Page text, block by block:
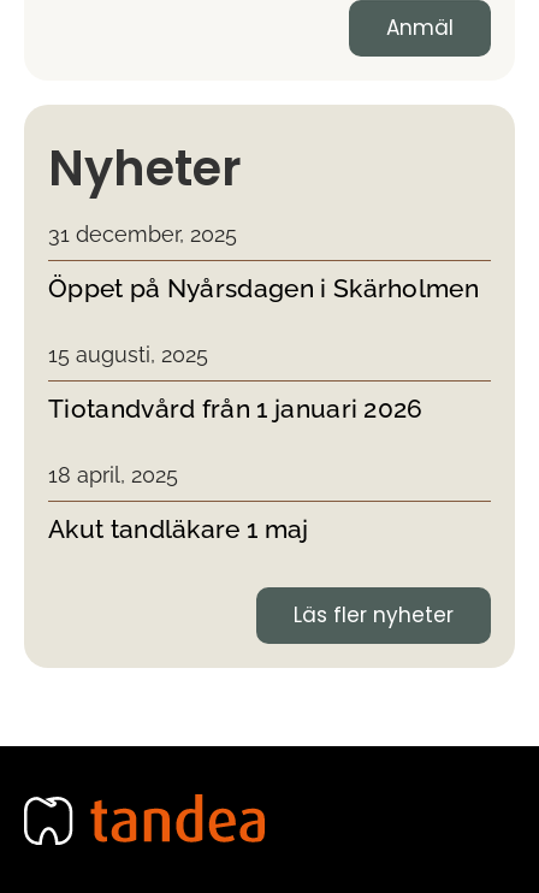
Nyheter
31 december, 2025
Öppet på Nyårsdagen i Skärholmen
15 augusti, 2025
Tiotandvård från 1 januari 2026
18 april, 2025
Akut tandläkare 1 maj
Läs fler nyheter